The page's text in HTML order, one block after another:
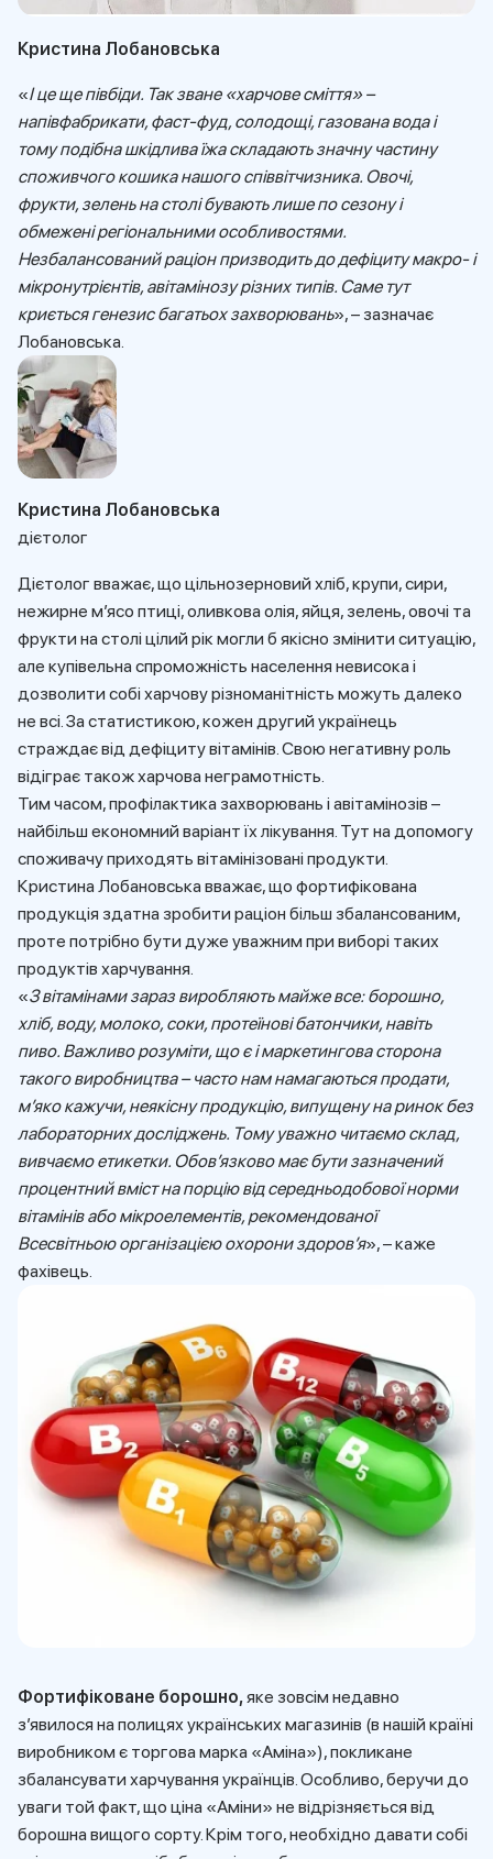
Кристина Лобановська
«І це ще півбіди. Так зване «харчове сміття» –
напівфабрикати, фаст-фуд, солодощі, газована вода і
тому подібна шкідлива їжа складають значну частину
споживчого кошика нашого співвітчизника. Овочі,
фрукти, зелень на столі бувають лише по сезону і
обмежені регіональними особливостями.
Незбалансований раціон призводить до дефіциту макро- і
мікронутрієнтів, авітамінозу різних типів. Саме тут
криється генезис багатьох захворювань», – зазначає
Лобановська.
Кристина Лобановська
дієтолог
Дієтолог вважає, що цільнозерновий хліб, крупи, сири,
нежирне м’ясо птиці, оливкова олія, яйця, зелень, овочі та
фрукти на столі цілий рік могли б якісно змінити ситуацію,
але купівельна спроможність населення невисока і
дозволити собі харчову різноманітність можуть далеко
не всі. За статистикою, кожен другий українець
страждає від дефіциту вітамінів. Свою негативну роль
відіграє також харчова неграмотність.
Тим часом, профілактика захворювань і авітамінозів –
найбільш економний варіант їх лікування. Тут на допомогу
споживачу приходять вітамінізовані продукти.
Кристина Лобановська вважає, що фортифікована
продукція здатна зробити раціон більш збалансованим,
проте потрібно бути дуже уважним при виборі таких
продуктів харчування.
«З вітамінами зараз виробляють майже все: борошно,
хліб, воду, молоко, соки, протеїнові батончики, навіть
пиво. Важливо розуміти, що є і маркетингова сторона
такого виробництва – часто нам намагаються продати,
м’яко кажучи, неякісну продукцію, випущену на ринок без
лабораторних досліджень. Тому уважно читаємо склад,
вивчаємо етикетки. Обов’язково має бути зазначений
процентний вміст на порцію від середньодобової норми
вітамінів або мікроелементів, рекомендованої
Всесвітньою організацією охорони здоров’я», – каже
фахівець.
Фортифіковане борошно,яке зовсім недавно
з’явилося на полицях українських магазинів (в нашій країні
виробником є торгова марка «Аміна»), покликане
збалансувати харчування українців. Особливо, беручи до
уваги той факт, що ціна «Аміни» не відрізняється від
борошна вищого сорту. Крім того, необхідно давати собі